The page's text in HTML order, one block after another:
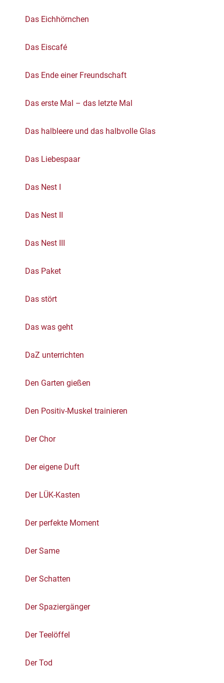
Das Eichhörnchen
Das Eiscafé
Das Ende einer Freundschaft
Das erste Mal – das letzte Mal
Das halbleere und das halbvolle Glas
Das Liebespaar
Das Nest I
Das Nest II
Das Nest III
Das Paket
Das stört
Das was geht
DaZ unterrichten
Den Garten gießen
Den Positiv-Muskel trainieren
Der Chor
Der eigene Duft
Der LÜK-Kasten
Der perfekte Moment
Der Same
Der Schatten
Der Spaziergänger
Der Teelöffel
Der Tod